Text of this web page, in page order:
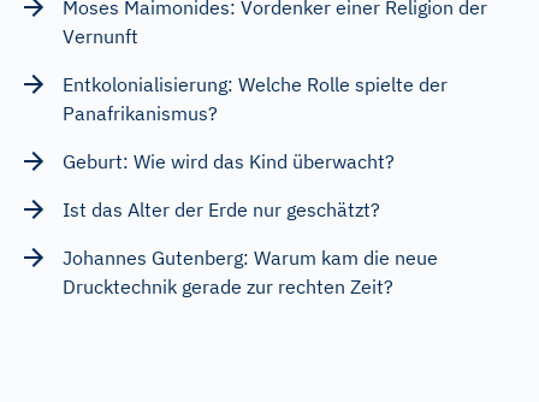
Moses Maimonides: Vordenker einer Religion der
Vernunft
Entkolonialisierung: Welche Rolle spielte der
Panafrikanismus?
Geburt: Wie wird das Kind überwacht?
Ist das Alter der Erde nur geschätzt?
Johannes Gutenberg: Warum kam die neue
Drucktechnik gerade zur rechten Zeit?